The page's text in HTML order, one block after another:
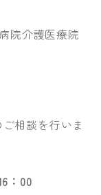
院介護医療院
相談を行いま
：00